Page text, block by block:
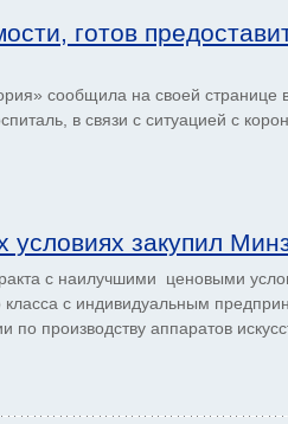
готов
сообщила на своей странице
в связи с ситуацией с
закупил
с наилучшими ценовыми
класса с индивидуальным
производству аппаратов